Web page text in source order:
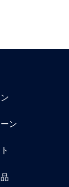
ン